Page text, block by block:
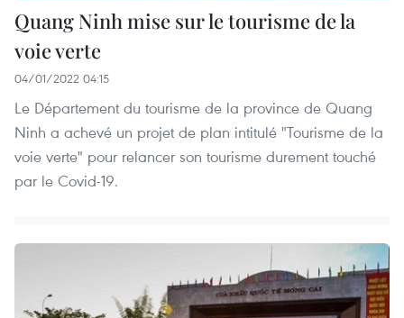
Quang Ninh mise sur le tourisme de la
voie verte
04/01/2022 04:15
Le Département du tourisme de la province de Quang
Ninh a achevé un projet de plan intitulé "Tourisme de la
voie verte" pour relancer son tourisme durement touché
par le Covid-19.